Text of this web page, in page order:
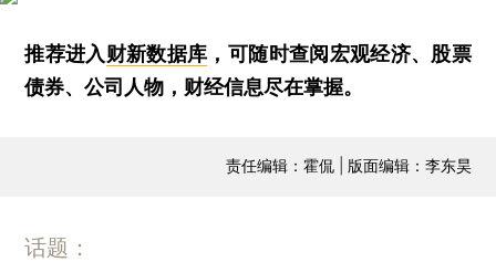
推荐进入财新数据库 ，可随时查阅宏观经济、股票
债券、公司人物，财经信息尽在掌握。
责任编辑：霍侃 | 版面编辑：李东昊
话题：